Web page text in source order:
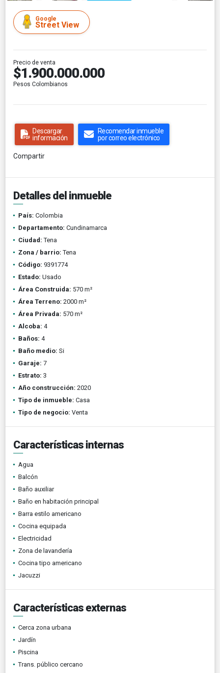
Google
Street View
Precio de venta
$1.900.000.000
Pesos Colombianos
Descargar
información
Recomendar inmueble
por correo electrónico
Compartir
Detalles del inmueble
País: Colombia
Departamento: Cundinamarca
Ciudad: Tena
Zona / barrio: Tena
Código: 9391774
Estado: Usado
Área Construida: 570 m²
Área Terreno: 2000 m²
Área Privada: 570 m²
Alcoba: 4
Baños: 4
Baño medio: Si
Garaje: 7
Estrato: 3
Año construcción: 2020
Tipo de inmueble: Casa
Tipo de negocio: Venta
Características internas
Agua
Balcón
Baño auxiliar
Baño en habitación principal
Barra estilo americano
Cocina equipada
Electricidad
Zona de lavandería
Cocina tipo americano
Jacuzzi
Características externas
Cerca zona urbana
Jardín
Piscina
Trans. público cercano